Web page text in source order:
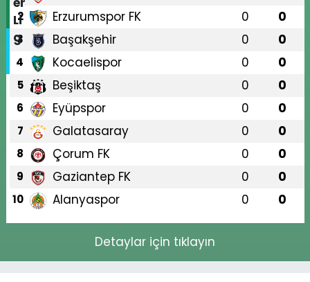
2 Erzurumspor FK 0 0
3 Başakşehir 0 0
4 Kocaelispor 0 0
5 Beşiktaş 0 0
6 Eyüpspor 0 0
7 Galatasaray 0 0
8 Çorum FK 0 0
9 Gaziantep FK 0 0
10 Alanyaspor 0 0
Detaylar için tıklayın